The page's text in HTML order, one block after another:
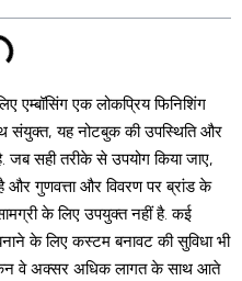
एक लोकप्रिय फिनिशिंग
संयुक्त, यह नोटबुक की उपस्थिति और
सही तरीके से उपयोग किया जाए,
है और गुणवत्ता और विवरण पर ब्रांड के
के लिए उपयुक्त नहीं है. कई
के लिए कस्टम बनावट की सुविधा भी
वे अक्सर अधिक लागत के साथ आते